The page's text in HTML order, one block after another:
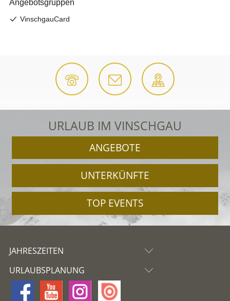
URLAUB IM VINSCHGAU
ANGEBOTE
UNTERKÜNFTE
TOP EVENTS
JAHRESZEITEN
URLAUBSPLANUNG